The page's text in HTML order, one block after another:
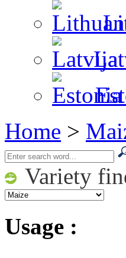
Home >
Variety
Usage :